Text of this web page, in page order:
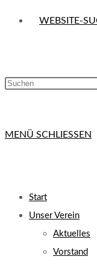
WEBSITE-
MENÜ SCHLIESSEN
Start
Unser Verein
Aktuelles
Vorstand